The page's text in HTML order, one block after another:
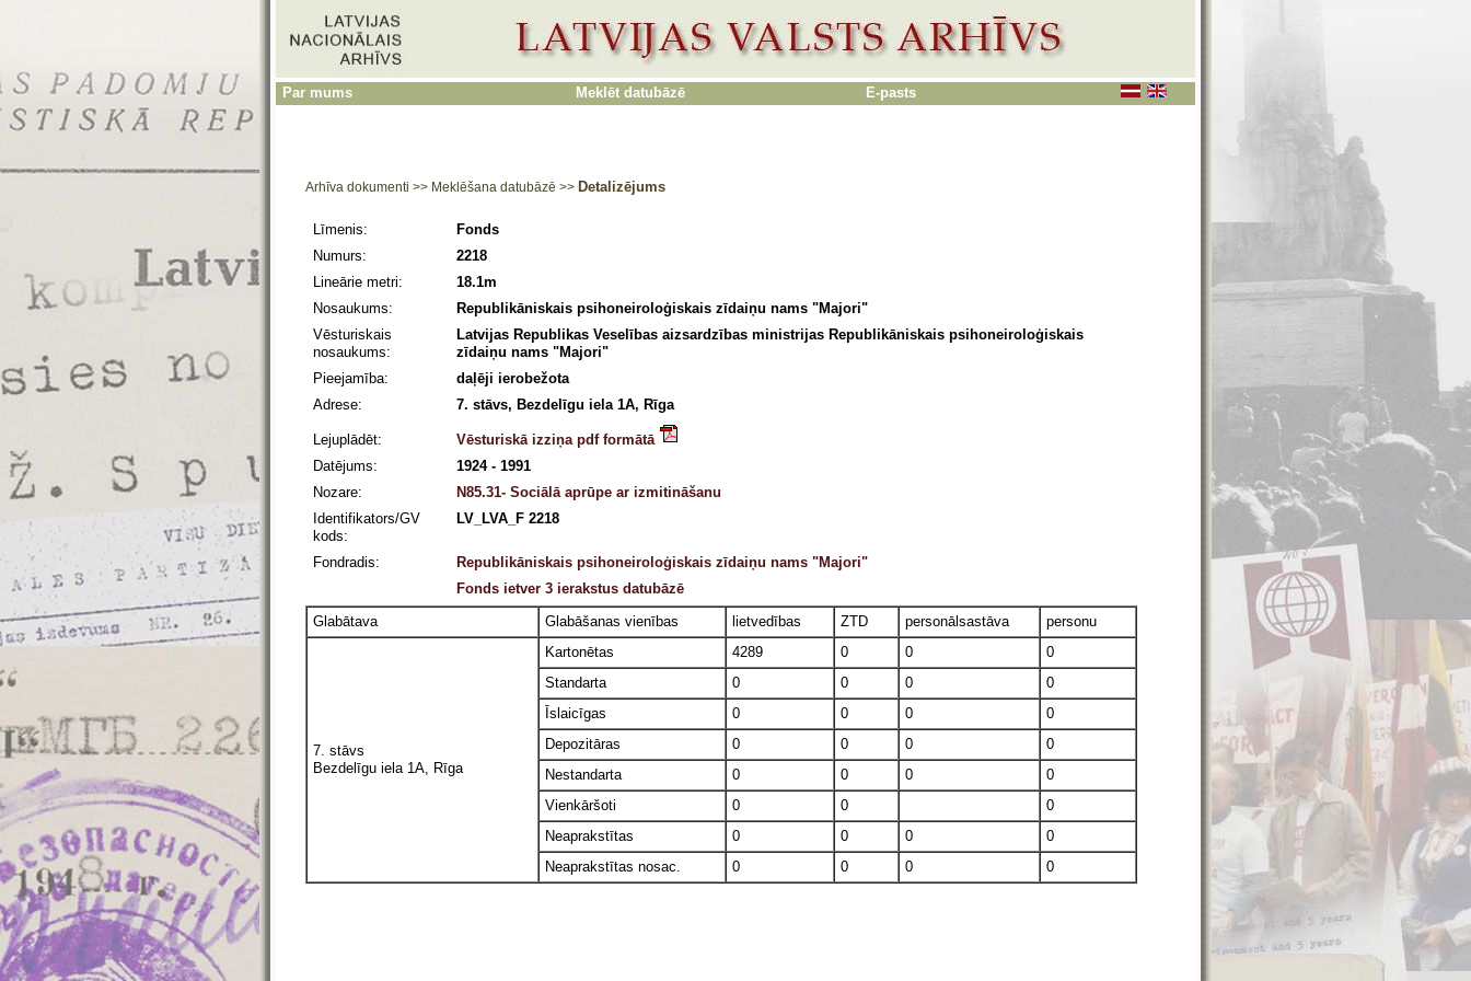
Par mums Meklēt datubāzē E-pasts
Arhīva dokumenti >> Meklēšana datubāzē >> Detalizējums
Līmenis:
Fonds
Numurs:
2218
Lineārie metri:
18.1m
Nosaukums:
Republikāniskais psihoneiroloģiskais zīdaiņu nams "Majori"
Vēsturiskais
nosaukums:
Latvijas Republikas Veselības aizsardzības ministrijas Republikāniskais psihoneiroloģiskais
zīdaiņu nams "Majori"
Pieejamība:
daļēji ierobežota
Adrese:
7. stāvs, Bezdelīgu iela 1A, Rīga
Lejuplādēt:
Vēsturiskā izziņa pdf formātā
Datējums:
1924 - 1991
Nozare:
N85.31- Sociālā aprūpe ar izmitināšanu
Identifikators/GV
kods:
LV_LVA_F 2218
Fondradis:
Republikāniskais psihoneiroloģiskais zīdaiņu nams "Majori"
Fonds ietver 3 ierakstus datubāzē
Glabātava
Glabāšanas vienības lietvedības ZTD personālsastāva personu
7. stāvs
Bezdelīgu iela 1A, Rīga
Kartonētas 4289 0 0
0
Standarta
0 0 0
0
Īslaicīgas
0 0 0
0
Depozitāras
0 0 0
0
Nestandarta
0 0 0
0
Vienkāršoti
0 0
0
Neaprakstītas
0 0 0
0
Neaprakstītas nosac.
0 0 0 0